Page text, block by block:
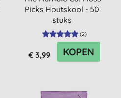
Picks Houtskool - 50
stuks
(2)
€ 3,99 KOPEN